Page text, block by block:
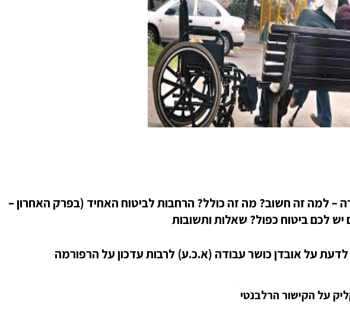
– למה זה חשוב? מה זה כולל? הרחבות לביטוח האחיד (בפרק האחרון –
לכם ביטוח כפול? שאלות ותשובות
על אובדן כושר עבודה (א.כ.ע) לרבות עדכון על הרפורמה
על הקישור הרלבנטי